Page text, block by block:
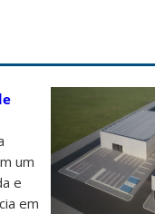
um
e
em